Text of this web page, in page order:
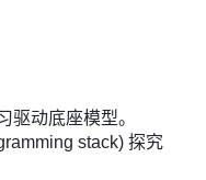
驱动底座模型。
stack) 探究